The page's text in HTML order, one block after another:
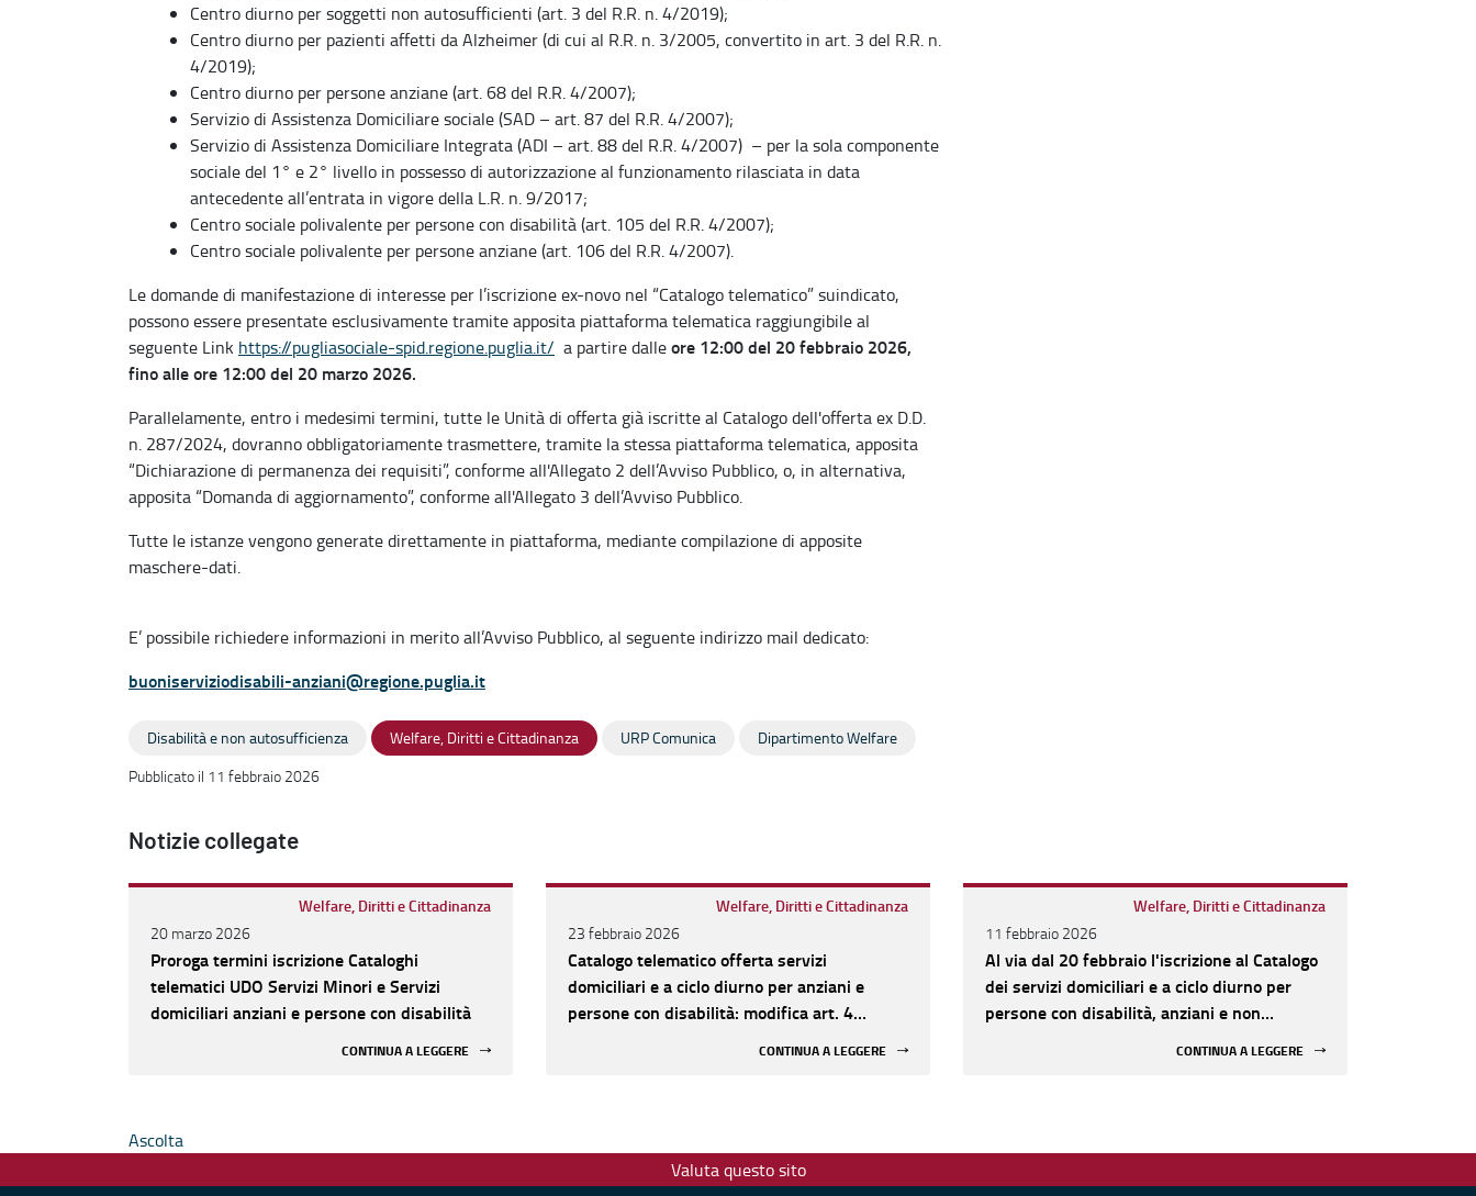
Centro diurno per soggetti non autosufficienti (art. 3 del R.R. n. 4/2019);
Centro diurno per pazienti affetti da Alzheimer (di cui al R.R. n. 3/2005, convertito in art. 3 del R.R. n.
4/2019);
Centro diurno per persone anziane (art. 68 del R.R. 4/2007);
Servizio di Assistenza Domiciliare sociale (SAD – art. 87 del R.R. 4/2007);
Servizio di Assistenza Domiciliare Integrata (ADI – art. 88 del R.R. 4/2007) – per la sola componente
sociale del 1° e 2° livello in possesso di autorizzazione al funzionamento rilasciata in data
antecedente all’entrata in vigore della L.R. n. 9/2017;
Centro sociale polivalente per persone con disabilità (art. 105 del R.R. 4/2007);
Centro sociale polivalente per persone anziane (art. 106 del R.R. 4/2007).
Le domande di manifestazione di interesse per l’iscrizione ex-novo nel “Catalogo telematico” suindicato,
possono essere presentate esclusivamente tramite apposita piattaforma telematica raggiungibile al
seguente Link https://pugliasociale-spid.regione.puglia.it/ a partire dalleore 12:00 del 20 febbraio 2026,
fino alle ore 12:00 del 20 marzo 2026.
Parallelamente, entro i medesimi termini, tutte le Unità di offerta già iscritte al Catalogo dell'offerta ex D.D.
n. 287/2024, dovranno obbligatoriamente trasmettere, tramite la stessa piattaforma telematica, apposita
“Dichiarazione di permanenza dei requisiti”, conforme all'Allegato 2 dell’Avviso Pubblico, o, in alternativa,
apposita “Domanda di aggiornamento”, conforme all'Allegato 3 dell’Avviso Pubblico.
Tutte le istanze vengono generate direttamente in piattaforma, mediante compilazione di apposite
maschere-dati.
E’ possibile richiedere informazioni in merito all’Avviso Pubblico, al seguente indirizzo mail dedicato:
buoniserviziodisabili-anziani@regione.puglia.it
Disabilità e non autosufficienza Welfare, Diritti e Cittadinanza URP Comunica
Dipartimento Welfare
Pubblicato il 11 febbraio 2026
Notizie collegate
Welfare, Diritti e Cittadinanza
20 marzo 2026
Proroga termini iscrizione Cataloghi
telematici UDO Servizi Minori e Servizi
domiciliari anziani e persone con disabilità
CONTINUA A LEGGERE
Welfare, Diritti e Cittadinanza
23 febbraio 2026
Catalogo telematico offerta servizi
domiciliari e a ciclo diurno per anziani e
persone con disabilità: modifica art. 4
CONTINUA A LEGGERE
Welfare, Diritti e Cittadinanza
11 febbraio 2026
Al via dal 20 febbraio l'iscrizione al Catalogo
dei servizi domiciliari e a ciclo diurno per
persone con disabilità, anziani e non
CONTINUA A LEGGERE
Ascolta
Valuta questo sito